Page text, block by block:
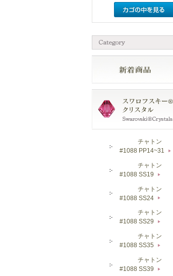
チャトン
#1088 PP14~31
▶
チャトン
#1088 SS19
▶
チャトン
#1088 SS24
▶
チャトン
#1088 SS29
▶
チャトン
#1088 SS35
▶
チャトン
#1088 SS39
▶